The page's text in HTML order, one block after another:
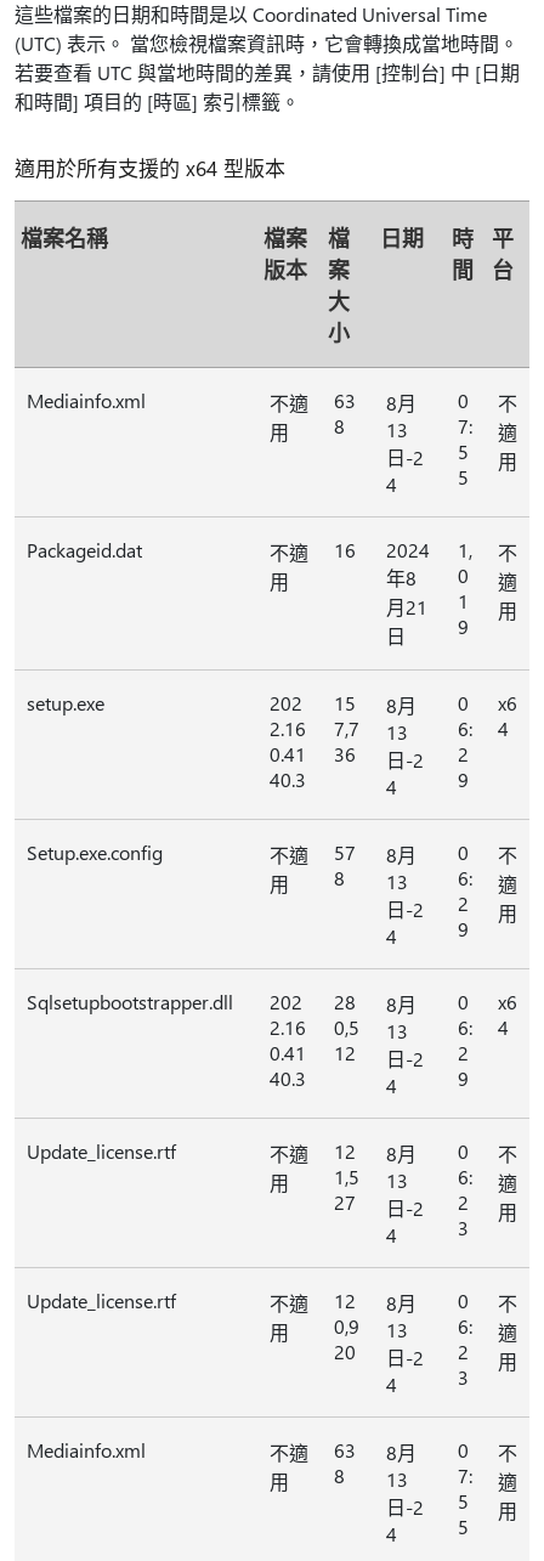
這些檔案的日期和時間是以 Coordinated Universal Time
(UTC) 表示。 當您檢視檔案資訊時，它會轉換成當地時間。
若要查看 UTC 與當地時間的差異，請使用 [控制台] 中 [日期
和時間] 項目的 [時區] 索引標籤。
適用於所有支援的 x64 型版本
檔案名稱
檔案
版本
檔
案
大
小
日期
時
間
平
台
Mediainfo.xml
不適
用
63
8
8月
13
日-2
4
0
7:
5
5
不
適
用
Packageid.dat
不適
用
16
2024
年8
月21
日
1,
0
1
9
不
適
用
setup.exe
202
2.16
0.41
40.3
15
7,7
36
8月
13
日-2
4
0
6:
2
9
x6
4
Setup.exe.config
不適
用
57
8
8月
13
日-2
4
0
6:
2
9
不
適
用
Sqlsetupbootstrapper.dll
202
2.16
0.41
40.3
28
0,5
12
8月
13
日-2
4
0
6:
2
9
x6
4
Update_license.rtf
不適
用
12
1,5
27
8月
13
日-2
4
0
6:
2
3
不
適
用
Update_license.rtf
不適
用
12
0,9
20
8月
13
日-2
4
0
6:
2
3
不
適
用
Mediainfo.xml
不適
用
63
8
8月
13
日-2
4
0
7:
5
5
不
適
用